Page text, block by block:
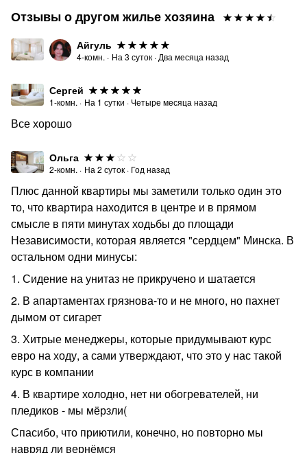
Отзывы о другом жилье хозяина
Айгуль
4-комн. · На 3 суток · Два месяца назад
Сергей
1-комн. · На 1 сутки · Четыре месяца назад
Все хорошо
Ольга
2-комн. · На 2 суток · Год назад
Плюс данной квартиры мы заметили только один это
то, что квартира находится в центре и в прямом
смысле в пяти минутах ходьбы до площади
Независимости, которая является "сердцем" Минска. В
остальном одни минусы:
1. Сидение на унитаз не прикручено и шатается
2. В апартаментах грязнова-то и не много, но пахнет
дымом от сигарет
3. Хитрые менеджеры, которые придумывают курс
евро на ходу, а сами утверждают, что это у нас такой
курс в компании
4. В квартире холодно, нет ни обогревателей, ни
пледиков - мы мёрзли(
Спасибо, что приютили, конечно, но повторно мы
навряд ли вернёмся